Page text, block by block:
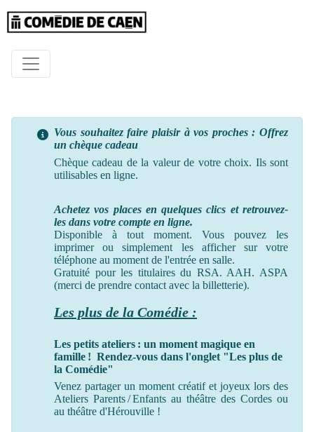
Vous souhaitez faire plaisir à vos proches : Offrez
un chèque cadeau
Chèque cadeau de la valeur de votre choix. Ils sont
utilisables en ligne.
Achetez vos places en quelques clics et retrouvez-
les dans votre compte en ligne.
Disponible à tout moment. Vous pouvez les
imprimer ou simplement les afficher sur votre
téléphone au moment de l'entrée en salle.
Gratuité pour les titulaires du RSA. AAH. ASPA
(merci de prendre contact avec la billetterie).
Les plus de la Comédie :
Les petits ateliers : un moment magique en
famille ! Rendez-vous dans l'onglet "Les plus de
la Comédie"
Venez partager un moment créatif et joyeux lors des
Ateliers Parents / Enfants au théâtre des Cordes ou
au théâtre d'Hérouville !